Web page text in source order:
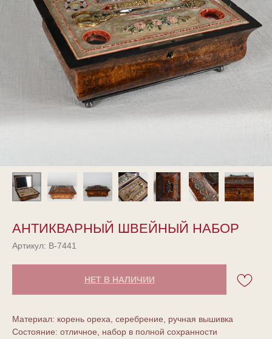
АНТИКВАРНЫЙ ШВЕЙНЫЙ НАБОР
Артикул: В-7441
НЕТ В НАЛИЧИИ
Материал: корень ореха, серебрение, ручная вышивка
Состояние: отличное, набор в полной сохранности